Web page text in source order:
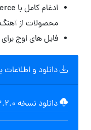
محصولات از آهنگ
فایل های اوج
دانلود و اطلاعات
دانلود نسخه ۳.۲.۰